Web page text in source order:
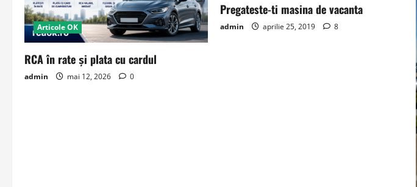
Articole OK
RCA în rate și plata cu cardul
admin mai 12, 2026 0
Pregateste-ti masina de vacanta
admin aprilie 25, 2019 8